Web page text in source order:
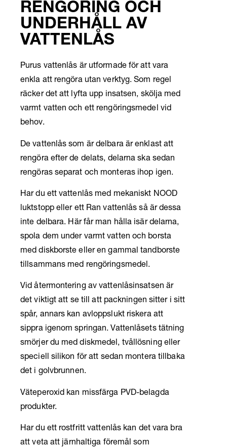
RENGÖRING OCH
UNDERHÅLL AV
VATTENLÅS
Purus vattenlås är utformade för att vara
enkla att rengöra utan verktyg. Som regel
räcker det att lyfta upp insatsen, skölja med
varmt vatten och ett rengöringsmedel vid
behov.
De vattenlås som är delbara är enklast att
rengöra efter de delats, delarna ska sedan
rengöras separat och monteras ihop igen.
Har du ett vattenlås med mekaniskt NOOD
luktstopp eller ett Ran vattenlås så är dessa
inte delbara. Här får man hålla isär delarna,
spola dem under varmt vatten och borsta
med diskborste eller en gammal tandborste
tillsammans med rengöringsmedel.
Vid återmontering av vattenlåsinsatsen är
det viktigt att se till att packningen sitter i sitt
spår, annars kan avloppslukt riskera att
sippra igenom springan. Vattenlåsets tätning
smörjer du med diskmedel, tvållösning eller
speciell silikon för att sedan montera tillbaka
det i golvbrunnen.
Väteperoxid kan missfärga PVD-belagda
produkter.
Har du ett rostfritt vattenlås kan det vara bra
att veta att järnhaltiga föremål som